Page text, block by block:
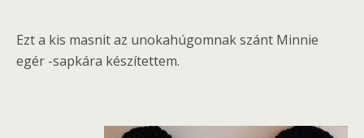
Ezt a kis masnit az unokahúgomnak szánt Minnie
egér -sapkára készítettem.